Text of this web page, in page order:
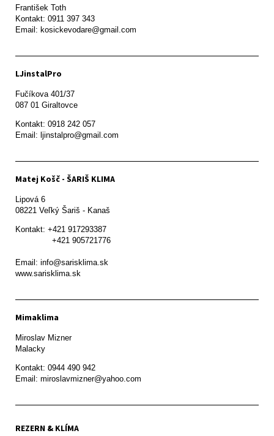
František Toth
Kontakt: 0911 397 343
Email: kosickevodare@gmail.com
LJinstalPro
Fučíkova 401/37
087 01 Giraltovce
Kontakt: 0918 242 057
Email: ljinstalpro@gmail.com
Matej Košč - ŠARIŠ KLIMA
Lipová 6
08221 Veľký Šariš - Kanaš
Kontakt: +421 917293387
Email: info@sarisklima.sk
www.sarisklima.sk
Mimaklima
Miroslav Mizner
Malacky
Kontakt: 0944 490 942
REZERN & KLÍMA